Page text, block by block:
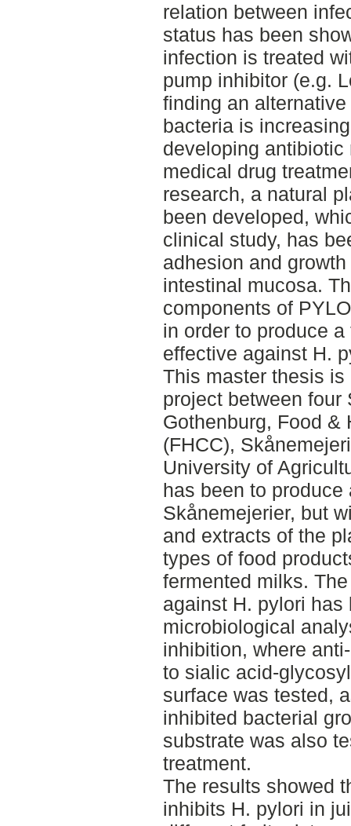
relation between
status has been
infection is treated
pump inhibitor (e.g.
finding an
bacteria is
developing
medical drug
research, a natural
been developed,
clinical study, has
adhesion and
intestinal mucosa.
components of
in order to produce
effective against H.
This master thesis
project between
Gothenburg, Food &
(FHCC),
University of
has been to
Skånemejerier, but
and extracts of the
types of food
fermented milks.
against H. pylori has
microbiological
inhibition, where
to sialic acid-
surface was tested,
inhibited bacterial
substrate was also
treatment.
The results showed
inhibits H. pylori in